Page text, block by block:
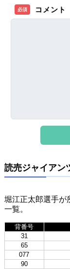
必須 コメント
読売ジャイアン
堀江正太郎選手が
一覧。
背番号
31
65
077
90